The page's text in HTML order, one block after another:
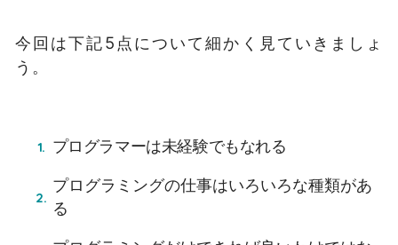
今回は下記5点について細かく見ていきましょ
う。
プログラマーは未経験でもなれる
プログラミングの仕事はいろいろな種類があ
る